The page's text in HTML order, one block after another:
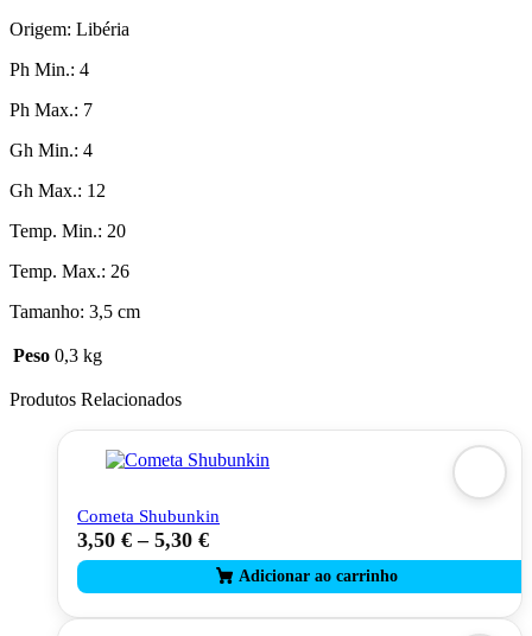
Origem: Libéria
Ph Min.: 4
Ph Max.: 7
Gh Min.: 4
Gh Max.: 12
Temp. Min.: 20
Temp. Max.: 26
Tamanho: 3,5 cm
Peso 0,3 kg
Produtos Relacionados
Cometa Shubunkin
3,50 € – 5,30 €
This
product
has
multiple
variants.